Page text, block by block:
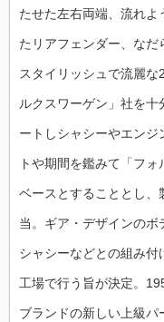
たせた左右両端、流れ
たリアフェンダー、なだ
スタイリッシュで流麗な
ルクスワーゲン」社を十
ートしシャシーやエンジ
トや期間を鑑みて「フ
ベースとすることとし、
当。ギア・デザインのボ
シャシーなどとの組み付
工場で行う旨が決定。
ブランドの新しい上級